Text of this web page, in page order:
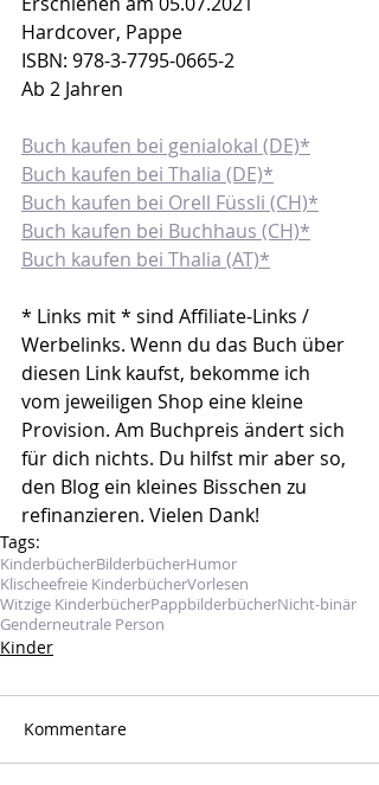
Hardcover, Pappe
ISBN: 978-3-7795-0665-2
Ab 2 Jahren
Buch kaufen bei genialokal (DE)*
Buch kaufen bei Thalia (DE)*
Buch kaufen bei Orell Füssli (CH)*
Buch kaufen bei Buchhaus (CH)*
Buch kaufen bei Thalia (AT)*
* Links mit * sind Affiliate-Links /
Werbelinks. Wenn du das Buch über
diesen Link kaufst, bekomme ich
vom jeweiligen Shop eine kleine
Provision. Am Buchpreis ändert sich
für dich nichts. Du hilfst mir aber so,
den Blog ein kleines Bisschen zu
refinanzieren. Vielen Dank!
Tags:
KinderbücherBilderbücherHumor
Klischeefreie KinderbücherVorlesen
Witzige KinderbücherPappbilderbücherNicht-binär
Genderneutrale Person
Kinder
Kommentare